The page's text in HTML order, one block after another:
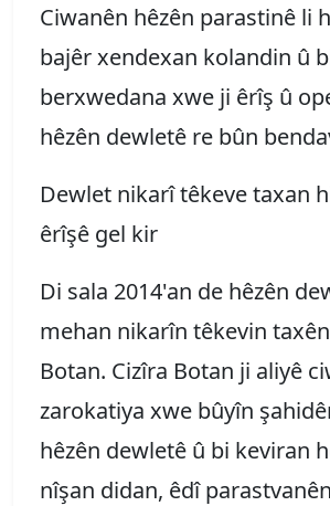
Ciwanên hêzên parastinê li
bajêr xendexan kolandin û
berxwedana xwe ji êrîş û
hêzên dewletê re bûn
Dewlet nikarî têkeve taxan
êrîşê gel kir
Di sala 2014'an de hêzên
mehan nikarîn têkevin
Botan. Cizîra Botan ji aliyê
zarokatiya xwe bûyîn
hêzên dewletê û bi keviran
nîşan didan, êdî